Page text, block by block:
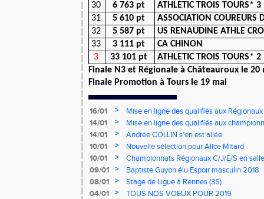
30
6 763 pt
ATHLETIC TROIS TOURS* 3
31
5 610 pt
ASSOCIATION COUREURS
32
5 587 pt
US RENAUDINE ATHLE
33
3 111 pt
CA CHINON
3
33 101 pt
ATHLETIC TROIS TOURS* 2
Finale N3 et Régionale à Châteauroux le 20
Finale Promotion à Tours le 19 mai
16/01 >
Mise en ligne des qualifiés aux
14/01
>
Mise en ligne des qualifiés aux
14/01
>
Andrée COLLIN s'en est allée
10/01
>
Nouvelle sélection pour Alice Mitard
10/01
>
Championnats Régionaux C/J/E/S en
mercredi à 9h00
09/01 >
Baptiste Guyon élu Espoir masculin 2018
08/01
>
Stage de Ligue à Rennes (35)
04/01
>
TOUS NOS VOEUX POUR 2019